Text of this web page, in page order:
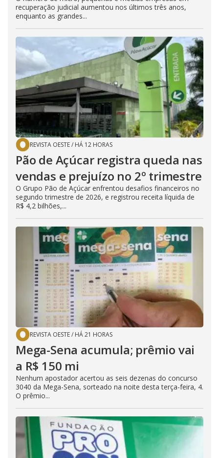
recuperação judicial aumentou nos últimos três anos,
enquanto as grandes...
REVISTA OESTE/ HÁ 12 HORAS
Pão de Açúcar registra queda nas
vendas e prejuízo no 2º trimestre
O Grupo Pão de Açúcar enfrentou desafios financeiros no
segundo trimestre de 2026, e registrou receita líquida de
R$ 4,2 bilhões,...
REVISTA OESTE/ HÁ 21 HORAS
Mega-Sena acumula; prêmio vai
a R$ 150 mi
Nenhum apostador acertou as seis dezenas do concurso
3040 da Mega-Sena, sorteado na noite desta terça-feira, 4.
O prêmio...